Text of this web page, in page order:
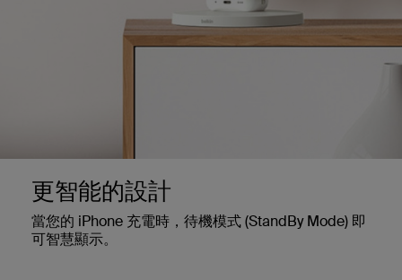
更智能的設計
當您的 iPhone 充電時，待機模式 (StandBy Mode) 即
可智慧顯示。